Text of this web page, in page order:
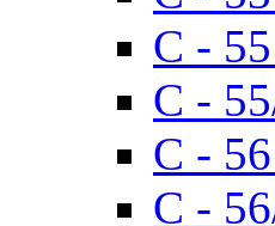
С -
С -
С -
С -